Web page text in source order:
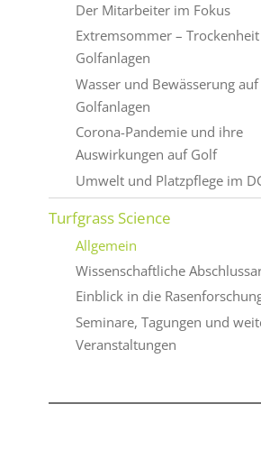
Der Mitarbeiter im Fokus
Extremsommer –
Golfanlagen
Wasser und Bewässerung auf
Golfanlagen
Corona-Pandemie und ihre
Auswirkungen auf Golf
Umwelt und Platzpflege im
Turfgrass Science
Allgemein
Wissenschaftliche
Einblick in die
Seminare, Tagungen und
Veranstaltungen